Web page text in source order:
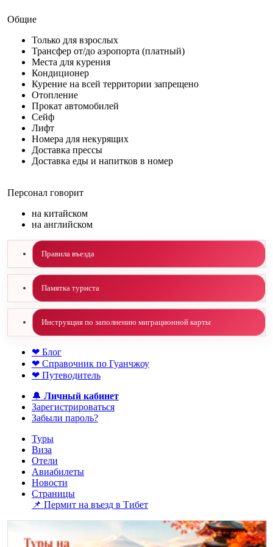
Общие
Только для взрослых
Трансфер от/до аэропорта (платный)
Места для курения
Кондиционер
Курение на всей территории запрещено
Отопление
Прокат автомобилей
Сейф
Лифт
Номера для некурящих
Доставка прессы
Доставка еды и напитков в номер
Персонал говорит
на китайском
на английском
Правила въезда
Памятка туриста
Инструкция по заполнению миграционной карты
❤ Блог
❤ Справочник по Гуанчжоу
❤ Путеводитель
🔔 Личный кабинет
Зарегистрироваться
Забыли пароль?
Туры
Виза
Отели
Авиабилеты
Новости
Страницы
📌 Пермит на въезд в Тибет